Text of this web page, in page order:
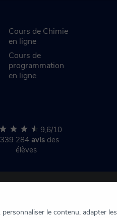
Cours de Chimie
en ligne
Cours de
programmation
en ligne
9,6/10
284avis des
élèves
le contenu, adapter les